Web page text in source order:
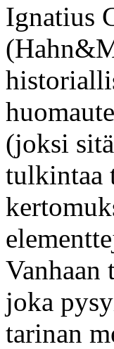
Ignatius
(joksi
tulkintaa
Vanhaan
joka
tarinan